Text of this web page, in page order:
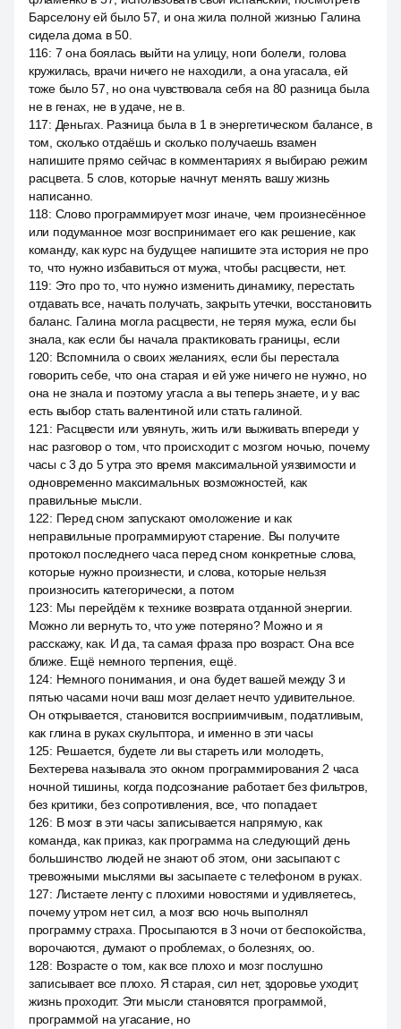
Барселону ей было 57, и она жила полной жизнью Галина
сидела дома в 50.
116: 7 она боялась выйти на улицу, ноги болели, голова
кружилась, врачи ничего не находили, а она угасала, ей
тоже было 57, но она чувствовала себя на 80 разница была
не в генах, не в удаче, не в.
117: Деньгах. Разница была в 1 в энергетическом балансе, в
том, сколько отдаёшь и сколько получаешь взамен
напишите прямо сейчас в комментариях я выбираю режим
расцвета. 5 слов, которые начнут менять вашу жизнь
написанно.
118: Слово программирует мозг иначе, чем произнесённое
или подуманное мозг воспринимает его как решение, как
команду, как курс на будущее напишите эта история не про
то, что нужно избавиться от мужа, чтобы расцвести, нет.
119: Это про то, что нужно изменить динамику, перестать
отдавать все, начать получать, закрыть утечки, восстановить
баланс. Галина могла расцвести, не теряя мужа, если бы
знала, как если бы начала практиковать границы, если
120: Вспомнила о своих желаниях, если бы перестала
говорить себе, что она старая и ей уже ничего не нужно, но
она не знала и поэтому угасла а вы теперь знаете, и у вас
есть выбор стать валентиной или стать галиной.
121 : Расцвести или увянуть, жить или выживать впереди у
нас разговор о том, что происходит с мозгом ночью, почему
часы с 3 до 5 утра это время максимальной уязвимости и
одновременно максимальных возможностей, как
правильные мысли.
122: Перед сном запускают омоложение и как
неправильные программируют старение. Вы получите
протокол последнего часа перед сном конкретные слова,
которые нужно произнести, и слова, которые нельзя
произносить категорически, а потом
123: Мы перейдём к технике возврата отданной энергии.
Можно ли вернуть то, что уже потеряно? Можно и я
расскажу, как. И да, та самая фраза про возраст. Она все
ближе. Ещё немного терпения, ещё.
124: Немного понимания, и она будет вашей между 3 и
пятью часами ночи ваш мозг делает нечто удивительное.
Он открывается, становится восприимчивым, податливым,
как глина в руках скульптора, и именно в эти часы
125: Решается, будете ли вы стареть или молодеть,
Бехтерева называла это окном программирования 2 часа
ночной тишины, когда подсознание работает без фильтров,
без критики, без сопротивления, все, что попадает.
126: В мозг в эти часы записывается напрямую, как
команда, как приказ, как программа на следующий день
большинство людей не знают об этом, они засыпают с
тревожными мыслями вы засыпаете с телефоном в руках.
127: Листаете ленту с плохими новостями и удивляетесь,
почему утром нет сил, а мозг всю ночь выполнял
программу страха. Просыпаются в 3 ночи от беспокойства,
ворочаются, думают о проблемах, о болезнях, оо.
128: Возрасте о том, как все плохо и мозг послушно
записывает все плохо. Я старая, сил нет, здоровье уходит,
жизнь проходит. Эти мысли становятся программой,
программой на угасание, но